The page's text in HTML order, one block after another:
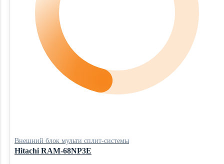
Внешний блок мульти сплит-системы
Hitachi RAM-68NP3E